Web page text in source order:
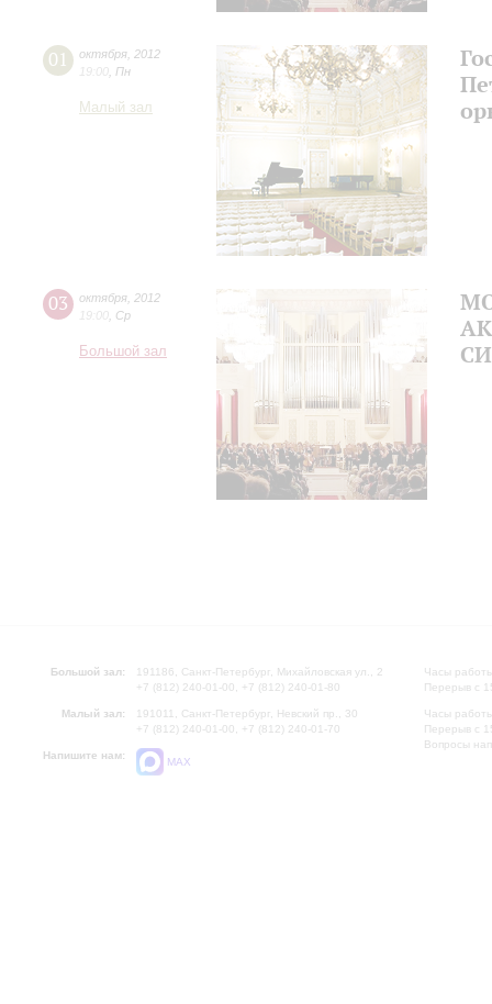
01 октября 2012
19:00
Пн
Малый зал
03 октября 2012
19:00
Ср
Большой зал
Большой зал:
191186, Санкт-Петербург, Михайловская ул., 2
+7 (812) 240-01-00, +7 (812) 240-01-80
Малый зал:
191011, Санкт-Петербург, Невский пр., 30
+7 (812) 240-01-00, +7 (812) 240-01-70
Напишите нам:
MAX
Часы
Перерыв с
Часы
Перерыв с
Вопросы